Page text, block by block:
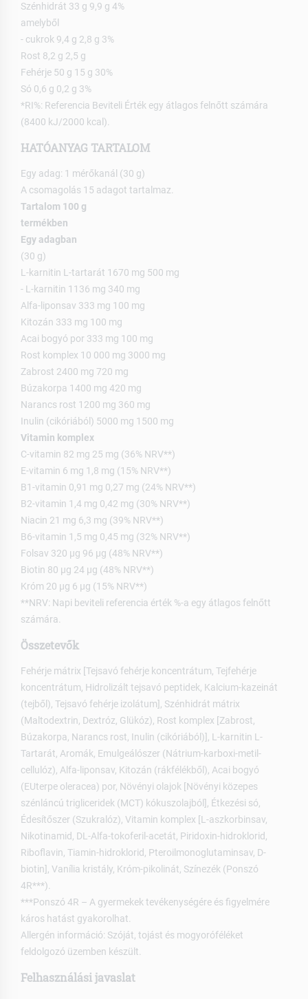
Szénhidrát 33 g 9,9 g 4%
amelyből
- cukrok 9,4 g 2,8 g 3%
Rost 8,2 g 2,5 g
Fehérje 50 g 15 g 30%
Só 0,6 g 0,2 g 3%
*RI%: Referencia Beviteli Érték egy átlagos felnőtt számára
(8400 kJ/2000 kcal).
HATÓANYAG TARTALOM
Egy adag: 1 mérőkanál (30 g)
A csomagolás 15 adagot tartalmaz.
Tartalom 100 g
termékben
Egy adagban
(30 g)
L-karnitin L-tartarát 1670 mg 500 mg
- L-karnitin 1136 mg 340 mg
Alfa-liponsav 333 mg 100 mg
Kitozán 333 mg 100 mg
Acai bogyó por 333 mg 100 mg
Rost komplex 10 000 mg 3000 mg
Zabrost 2400 mg 720 mg
Búzakorpa 1400 mg 420 mg
Narancs rost 1200 mg 360 mg
Inulin (cikóriából) 5000 mg 1500 mg
Vitamin komplex
C-vitamin 82 mg 25 mg (36% NRV**)
E-vitamin 6 mg 1,8 mg (15% NRV**)
B1-vitamin 0,91 mg 0,27 mg (24% NRV**)
B2-vitamin 1,4 mg 0,42 mg (30% NRV**)
Niacin 21 mg 6,3 mg (39% NRV**)
B6-vitamin 1,5 mg 0,45 mg (32% NRV**)
Folsav 320 µg 96 µg (48% NRV**)
Biotin 80 µg 24 µg (48% NRV**)
Króm 20 µg 6 µg (15% NRV**)
**NRV: Napi beviteli referencia érték %-a egy átlagos felnőtt
számára.
Összetevők
Fehérje mátrix [Tejsavó fehérje koncentrátum, Tejfehérje
koncentrátum, Hidrolizált tejsavó peptidek, Kalcium-kazeinát
(tejből), Tejsavó fehérje izolátum], Szénhidrát mátrix
(Maltodextrin, Dextróz, Glükóz), Rost komplex [Zabrost,
Búzakorpa, Narancs rost, Inulin (cikóriából)], L-karnitin L-
Tartarát, Aromák, Emulgeálószer (Nátrium-karboxi-metil-
cellulóz), Alfa-liponsav, Kitozán (rákfélékből), Acai bogyó
(EUterpe oleracea) por, Növényi olajok [Növényi közepes
szénláncú trigliceridek (MCT) kókuszolajból], Étkezési só,
Édesítőszer (Szukralóz), Vitamin komplex [L-aszkorbinsav,
Nikotinamid, DL-Alfa-tokoferil-acetát, Piridoxin-hidroklorid,
Riboflavin, Tiamin-hidroklorid, Pteroilmonoglutaminsav, D-
biotin], Vanília kristály, Króm-pikolinát, Színezék (Ponszó
4R***).
***Ponszó 4R – A gyermekek tevékenységére és figyelmére
káros hatást gyakorolhat.
Allergén információ: Szóját, tojást és mogyoróféléket
feldolgozó üzemben készült.
Felhasználási javaslat